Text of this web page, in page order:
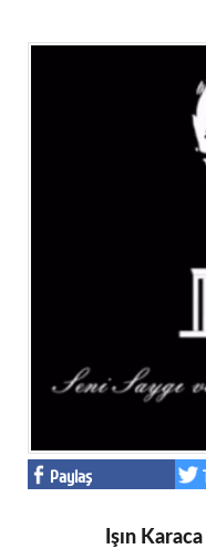
Paylaş
Işın